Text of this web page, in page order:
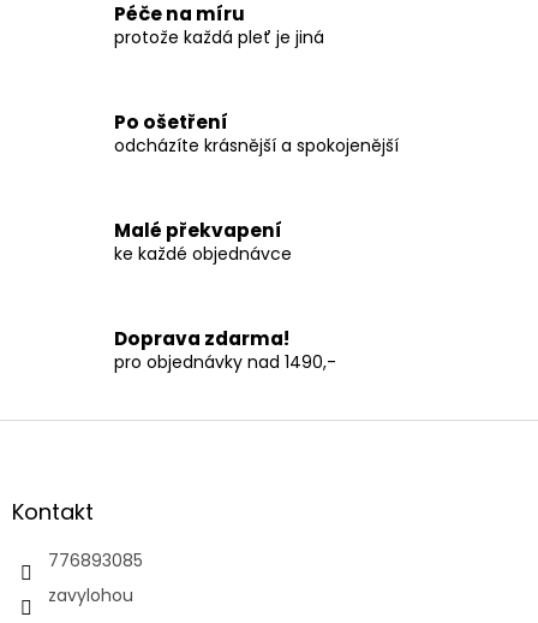
í
k
y
p
i
s
n
í
Péče na míru
protože každá pleť je jiná
Po ošetření
odcházíte krásnější a spokojenější
Malé překvapení
ke každé objednávce
Doprava zdarma!
pro objednávky nad 1490,-
Z
aKontakt
776893085
zavylohou